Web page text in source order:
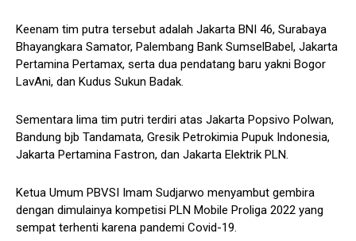
Keenam tim putra tersebut adalah Jakarta BNI 46, Surabaya
Bhayangkara Samator, Palembang Bank SumselBabel, Jakarta
Pertamina Pertamax, serta dua pendatang baru yakni Bogor
LavAni, dan Kudus Sukun Badak.
Sementara lima tim putri terdiri atas Jakarta Popsivo Polwan,
Bandung bjb Tandamata, Gresik Petrokimia Pupuk Indonesia,
Jakarta Pertamina Fastron, dan Jakarta Elektrik PLN.
Ketua Umum PBVSI Imam Sudjarwo menyambut gembira
dengan dimulainya kompetisi PLN Mobile Proliga 2022 yang
sempat terhenti karena pandemi Covid-19.